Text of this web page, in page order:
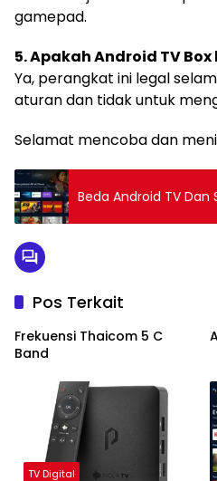
gamepad.
5. Apakah Android TV
Ya, perangkat ini legal
aturan dan tidak untuk
Selamat mencoba dan
Beda Android TV Dan
Pos Terkait
Frekuensi Thaicom 5 C
Band
TV Digital